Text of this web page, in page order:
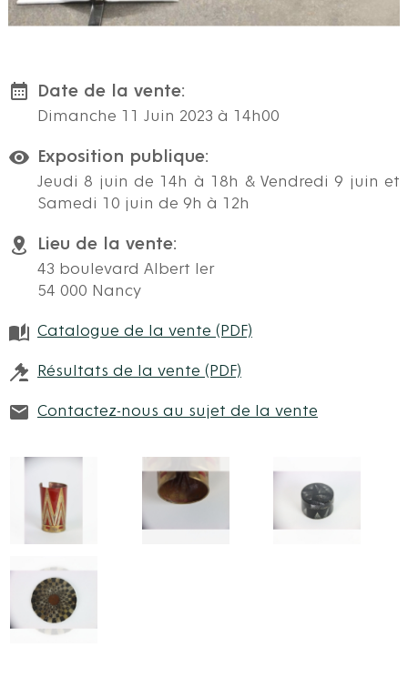
Date de la vente:
Dimanche 11 Juin 2023 à 14h00
Exposition publique:
Jeudi 8 juin de 14h à 18h & Vendredi 9 juin et
Samedi 10 juin de 9h à 12h
Lieu de la vente:
43 boulevard Albert Ier
54 000 Nancy
Catalogue de la vente (PDF)
Résultats de la vente (PDF)
Contactez-nous au sujet de la vente